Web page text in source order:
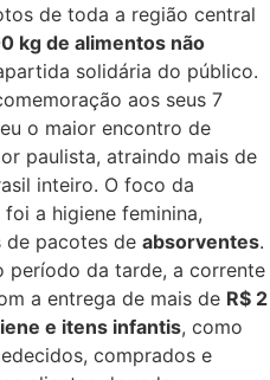
de toda a região central
kg de alimentos não
solidária do público.
aos seus 7
o maior encontro de
paulista, atraindo mais de
inteiro. O foco da
a higiene feminina,
de pacotes de absorventes.
período da tarde, a corrente
a entrega de mais de R$ 2
e itens infantis, como
comprados e